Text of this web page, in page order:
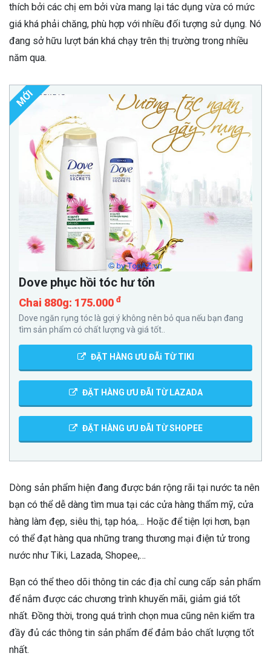
thích bởi các chị em bởi vừa mang lại tác dụng vừa có mức
giá khá phải chăng, phù hợp với nhiều đối tượng sử dụng. Nó
đang sở hữu lượt bán khá chạy trên thị trường trong nhiều
năm qua.
MỚI
Dove phục hồi tóc hư tổn
Chai 880g: 175.000 đ
Dove ngăn rụng tóc là gợi ý không nên bỏ qua nếu bạn đang
tìm sản phẩm có chất lượng và giá tốt..
ĐẶT HÀNG ƯU ĐÃi TỪ TIKI
ĐẶT HÀNG ƯU ĐÃI TỪ LAZADA
ĐẶT HÀNG ƯU ĐÃI TỪ SHOPEE
Dòng sản phẩm hiện đang được bán rộng rãi tại nước ta nên
bạn có thể dễ dàng tìm mua tại các cửa hàng thẩm mỹ, cửa
hàng làm đẹp, siêu thị, tạp hóa,… Hoặc để tiện lợi hơn, bạn
có thể đạt hàng qua những trang thương mại điện tử trong
nước như Tiki, Lazada, Shopee,…
Bạn có thể theo dõi thông tin các địa chỉ cung cấp sản phẩm
để nắm được các chương trình khuyến mãi, giảm giá tốt
nhất. Đồng thời, trong quá trình chọn mua cũng nên kiểm tra
đầy đủ các thông tin sản phẩm để đảm bảo chất lượng tốt
nhất.